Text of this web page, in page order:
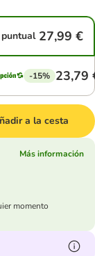
27,99 €
-15% 23,79
a la cesta
Más información
momento